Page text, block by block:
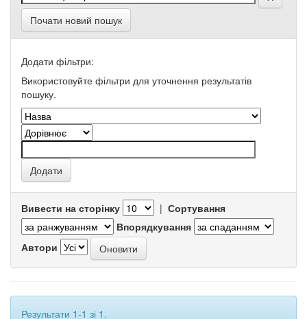
Почати новий пошук
Додати фільтри:
Використовуйте фільтри для уточнення результатів
пошуку.
Вивести на сторінку | Сортування
Впорядкування
Автори
Результати 1-1 зі 1.